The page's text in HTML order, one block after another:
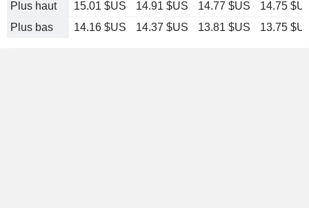
Plus haut
15.01 $US 14.91 $US 14.77 $US
14.75
Plus bas
14.16 $US 14.37 $US 13.81 $US 13.75